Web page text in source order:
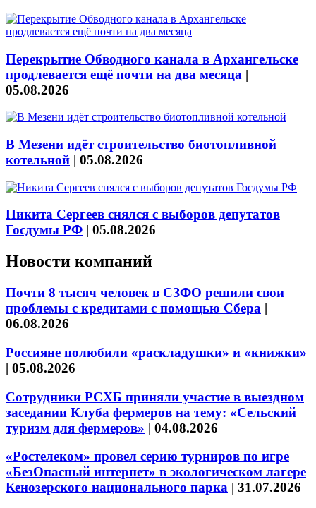
Перекрытие Обводного канала в Архангельске
продлевается ещё почти на два месяца |
05.08.2026
В Мезени идёт строительство биотопливной
котельной | 05.08.2026
Никита Сергеев снялся с выборов депутатов
Госдумы РФ | 05.08.2026
Новости компаний
Почти 8 тысяч человек в СЗФО решили свои
проблемы с кредитами с помощью Сбера |
06.08.2026
Россияне полюбили «раскладушки» и «книжки»
| 05.08.2026
Сотрудники РСХБ приняли участие в выездном
заседании Клуба фермеров на тему: «Сельский
туризм для фермеров» | 04.08.2026
«Ростелеком» провел серию турниров по игре
«БезОпасный интернет» в экологическом лагере
Кенозерского национального парка | 31.07.2026